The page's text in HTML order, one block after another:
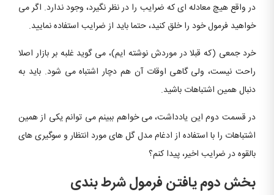
در واقع هیچ معادله ای که ضرایب را در نظر نگیرد، وجود ندارد. اگر می
خواهید فرمول خود را خلق کنید، حتما باید از ضرایب استفاده نمایید.
خرد جمعی (که قبلا در موردش نوشته ایم)، می گوید غلبه بر بازار اصلا
راحت نیست، ولی گاهی اوقات آن هم دچار اشتباه می شود. باید به
دنبال همین اشتباهات باشید.
در قسمت دوم این یادداشت، می خواهم ببینم می توانم یکی از همین
اشتباهات را با استفاده از ادغام مدل گل های مورد انتظار و سوگیری های
بالقوه در ضرایب اخیر، پیدا کنم؟
بخش دوم یافتن فرمول شرط بندی